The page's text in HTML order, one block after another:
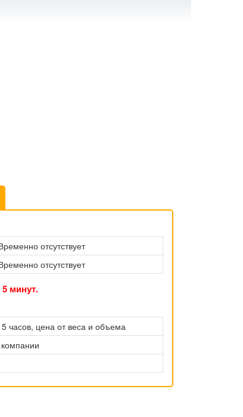
отсутствует
отсутствует
минут.
часов, цена от веса и объема